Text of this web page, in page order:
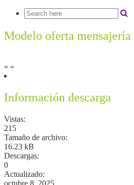
Modelo oferta mensajería
« »
Información descarga
Vistas:
215
Tamaño de archivo:
16.23 kB
Descargas:
0
Actualizado:
octubre 8, 2025